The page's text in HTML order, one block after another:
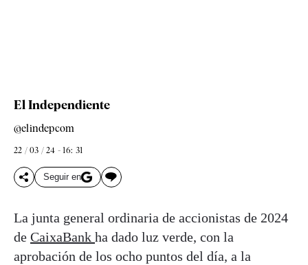
El Independiente
@elindepcom
22 / 03 / 24 - 16: 31
Seguir en
La junta general ordinaria de accionistas de 2024
de CaixaBank ha dado luz verde, con la
aprobación de los ocho puntos del día, a la